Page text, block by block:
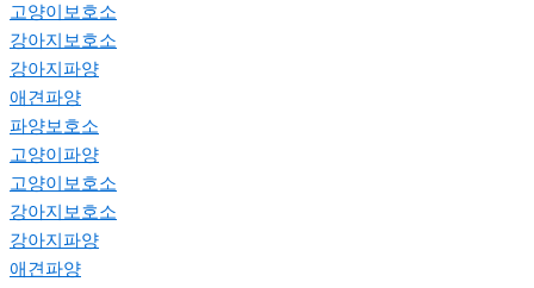
고양이보호소
강아지보호소
강아지파양
애견파양
파양보호소
고양이파양
고양이보호소
강아지보호소
강아지파양
애견파양